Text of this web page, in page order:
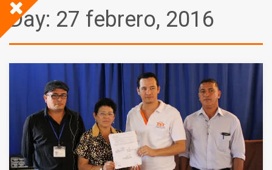
Day: 27 febrero, 2016